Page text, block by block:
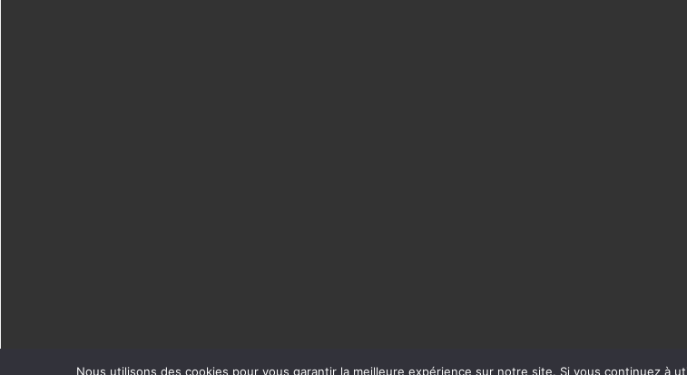
Nous utilisons des cookies pour vous garantir la meilleure expérience sur notre site. Si vous continuez à